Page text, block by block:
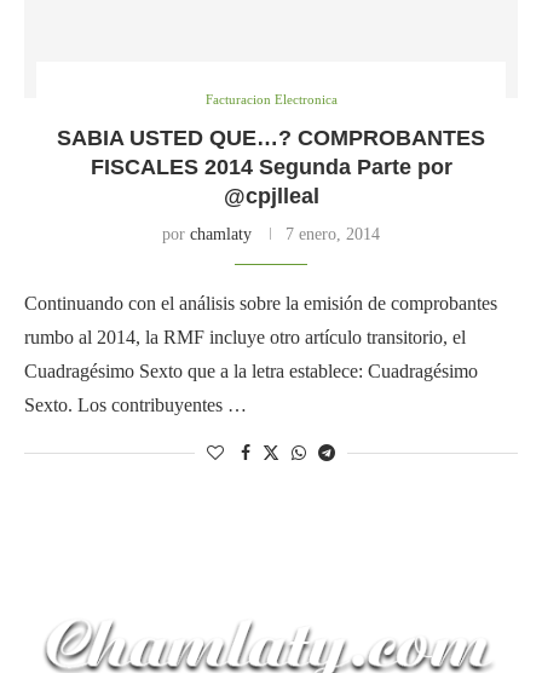
Facturacion Electronica
SABIA USTED QUE…? COMPROBANTES
FISCALES 2014 Segunda Parte por
@cpjlleal
por chamlaty 7 enero, 2014
Continuando con el análisis sobre la emisión de comprobantes
rumbo al 2014, la RMF incluye otro artículo transitorio, el
Cuadragésimo Sexto que a la letra establece: Cuadragésimo
Sexto. Los contribuyentes …